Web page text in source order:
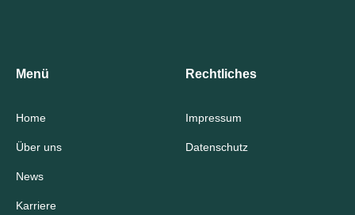
Menü
Home
Über uns
News
Karriere
Rechtliches
Impressum
Datenschutz